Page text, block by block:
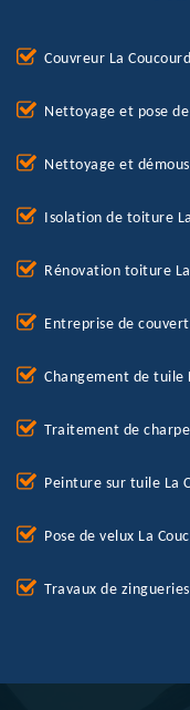
Couvreur La
Nettoyage et pose
Nettoyage et
Isolation de toiture
Rénovation toiture
Entreprise de
Changement de tuile
Traitement de
Peinture sur tuile La
Pose de velux La
Travaux de